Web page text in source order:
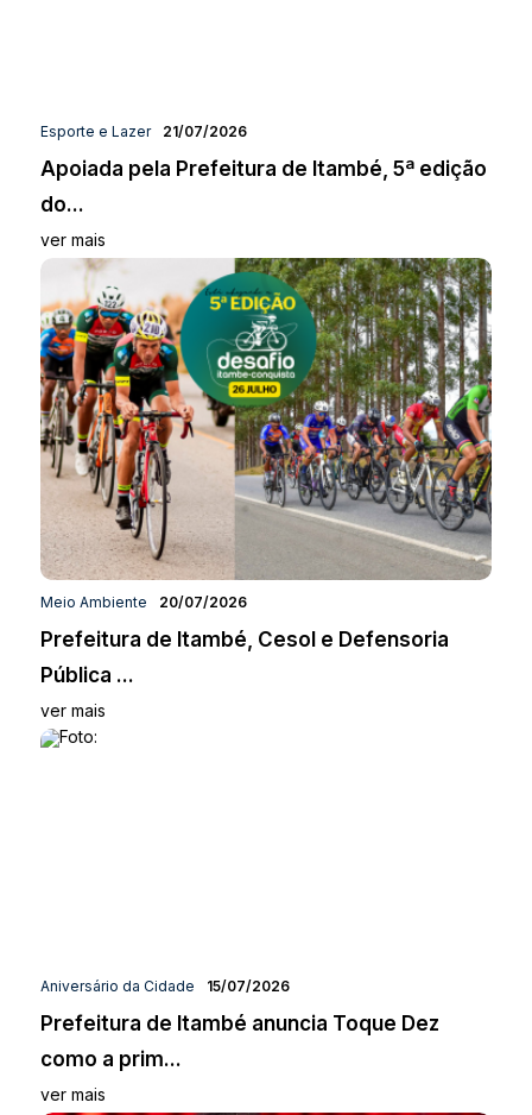
Esporte e Lazer 21/07/2026
Apoiada pela Prefeitura de Itambé, 5ª edição
do...
ver mais
Meio Ambiente 20/07/2026
Prefeitura de Itambé, Cesol e Defensoria
Pública ...
ver mais
Aniversário da Cidade 15/07/2026
Prefeitura de Itambé anuncia Toque Dez
como a prim...
ver mais